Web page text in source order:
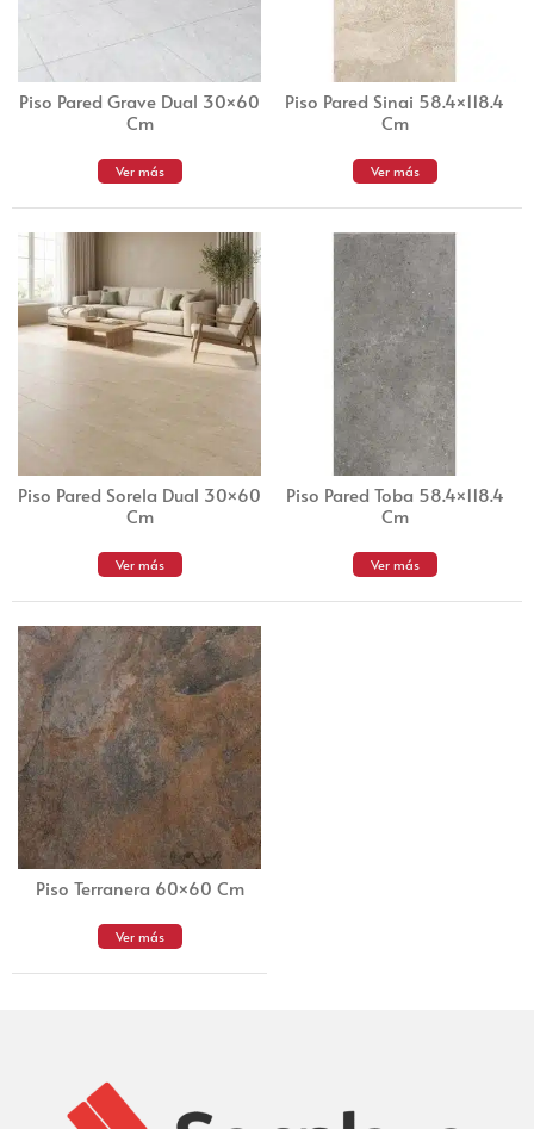
Piso Pared Grave Dual 30×60
Cm
Ver más
Piso Pared Sinai 58.4×118.4
Cm
Ver más
Piso Pared Sorela Dual 30×60
Cm
Ver más
Piso Pared Toba 58.4×118.4
Cm
Ver más
Piso Terranera 60×60 Cm
Ver más